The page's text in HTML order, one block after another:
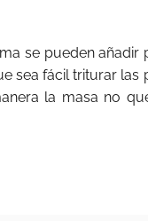
se pueden añadir
sea fácil triturar las
la masa no